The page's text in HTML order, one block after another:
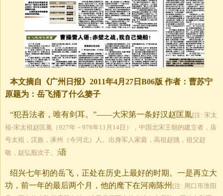
本文摘自《广州日报》2011年4月27日B06版 作者：曹苏宁
原题为：岳飞捅了什么篓子
“犯吾法者，唯有剑耳。”——大宋第一条好汉赵匡胤[注: 宋太
祖-宋太祖赵匡胤（927年－976年11月14日），中国北宋王朝的建立者，庙
号太祖，汉族，涿州（今河北）人。出身军人家庭，高祖赵朓，祖父赵
敬，赵弘殷次子。]语
绍兴七年初的岳飞，正处在历史上最好的时期。一是再立大
功，前一年的最后两个月，他的麾下在河南陈州 [注: 周口市淮阳